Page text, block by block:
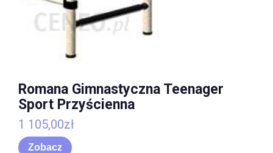
Romana Gimnastyczna Teenager
Sport Przyścienna
1 105,00zł
Zobacz